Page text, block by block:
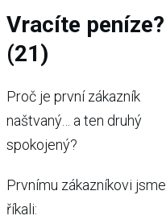
Vracíte peníze?
(21)
Proč je první zákazník
naštvaný… a ten druhý
spokojený?
Prvnímu zákazníkovi jsme
říkali: